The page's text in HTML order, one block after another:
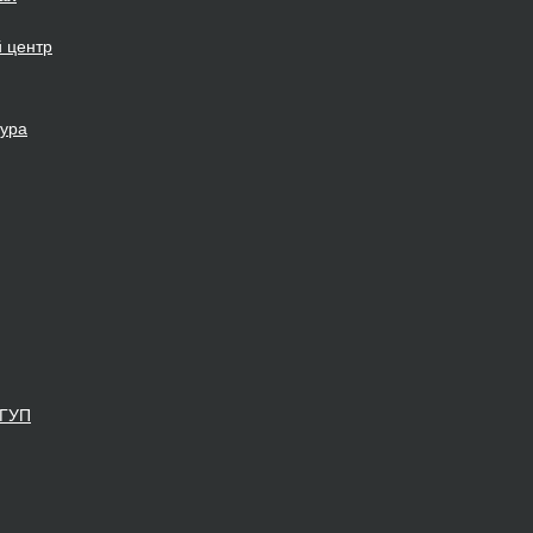
центр